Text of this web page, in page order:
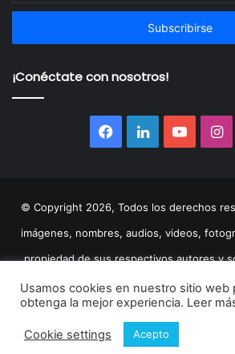
correo
¡Conéctate con nosotros!
Facebook
LinkedIn
© Copyright 2026, Todos los derechos
imágenes, nombres, audios, videos,
propiedad de sus respectivos autores y
manera informativa.Aviso legal|Política
de Cookies|Afliados
Usamos cookies en nuestro sitio web
obtenga la mejor experiencia. Leer
Cookie settings Acepto